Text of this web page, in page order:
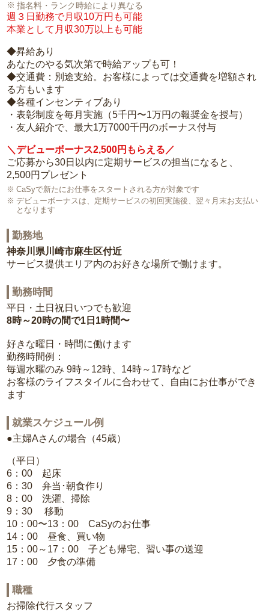
指名料・ランク時給により異なる
週３日勤務で月収10万円も可能
本業として月収30万以上も可能
◆昇給あり
あなたのやる気次第で時給アップも可！
◆交通費：別途支給。お客様によっては交通費を増額され
る方もいます
◆各種インセンティブあり
・表彰制度を毎月実施（5千円〜1万円の報奨金を授与）
・友人紹介で、最大1万7000千円のボーナス付与
＼デビューボーナス2,500円もらえる／
ご応募から30日以内に定期サービスの担当になると、
2,500円プレゼント
CaSyで新たにお仕事をスタートされる方が対象です
デビューボーナスは、定期サービスの初回実施後、翌々月末お支払い
となります
勤務地
神奈川県川崎市麻生区付近
サービス提供エリア内のお好きな場所で働けます。
勤務時間
平日・土日祝日いつでも歓迎
8時～20時の間で1日1時間〜
好きな曜日・時間に働けます
勤務時間例：
毎週水曜のみ 9時～12時、14時～17時など
お客様のライフスタイルに合わせて、自由にお仕事ができ
ます
就業スケジュール例
●主婦Aさんの場合（45歳）
（平日）
6：00 起床
6：30 弁当･朝食作り
8：00 洗濯、掃除
9：30 移動
10：00〜13：00 CaSyのお仕事
14：00 昼食、買い物
15：00～17：00 子ども帰宅、習い事の送迎
17：00 夕食の準備
職種
お掃除代行スタッフ